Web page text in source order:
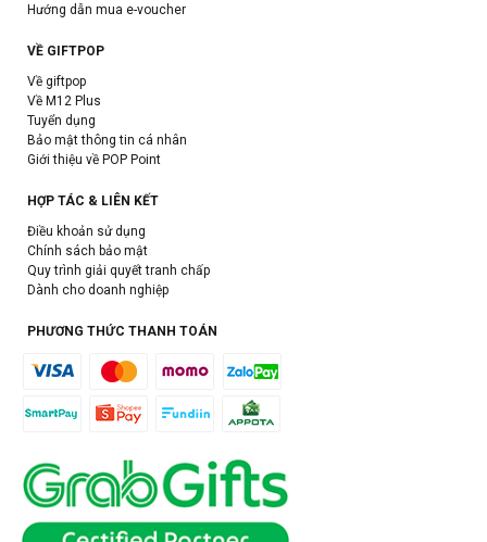
Hướng dẫn mua e-voucher
VỀ GIFTPOP
Về giftpop
Về M12 Plus
Tuyển dụng
Bảo mật thông tin cá nhân
Giới thiệu về POP Point
HỢP TÁC & LIÊN KẾT
Điều khoản sử dụng
Chính sách bảo mật
Quy trình giải quyết tranh chấp
Dành cho doanh nghiệp
PHƯƠNG THỨC THANH TOÁN